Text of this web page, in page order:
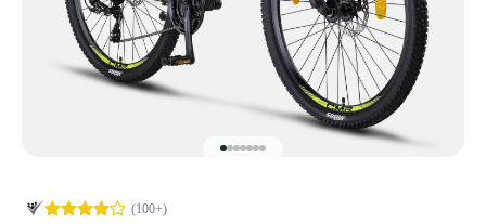
Vai all'articolo 1
Vai all'articolo 2
Vai all'articolo 3
Vai all'articolo 4
Vai all'articolo 5
Vai all'articolo 6
Vai all'articolo 7